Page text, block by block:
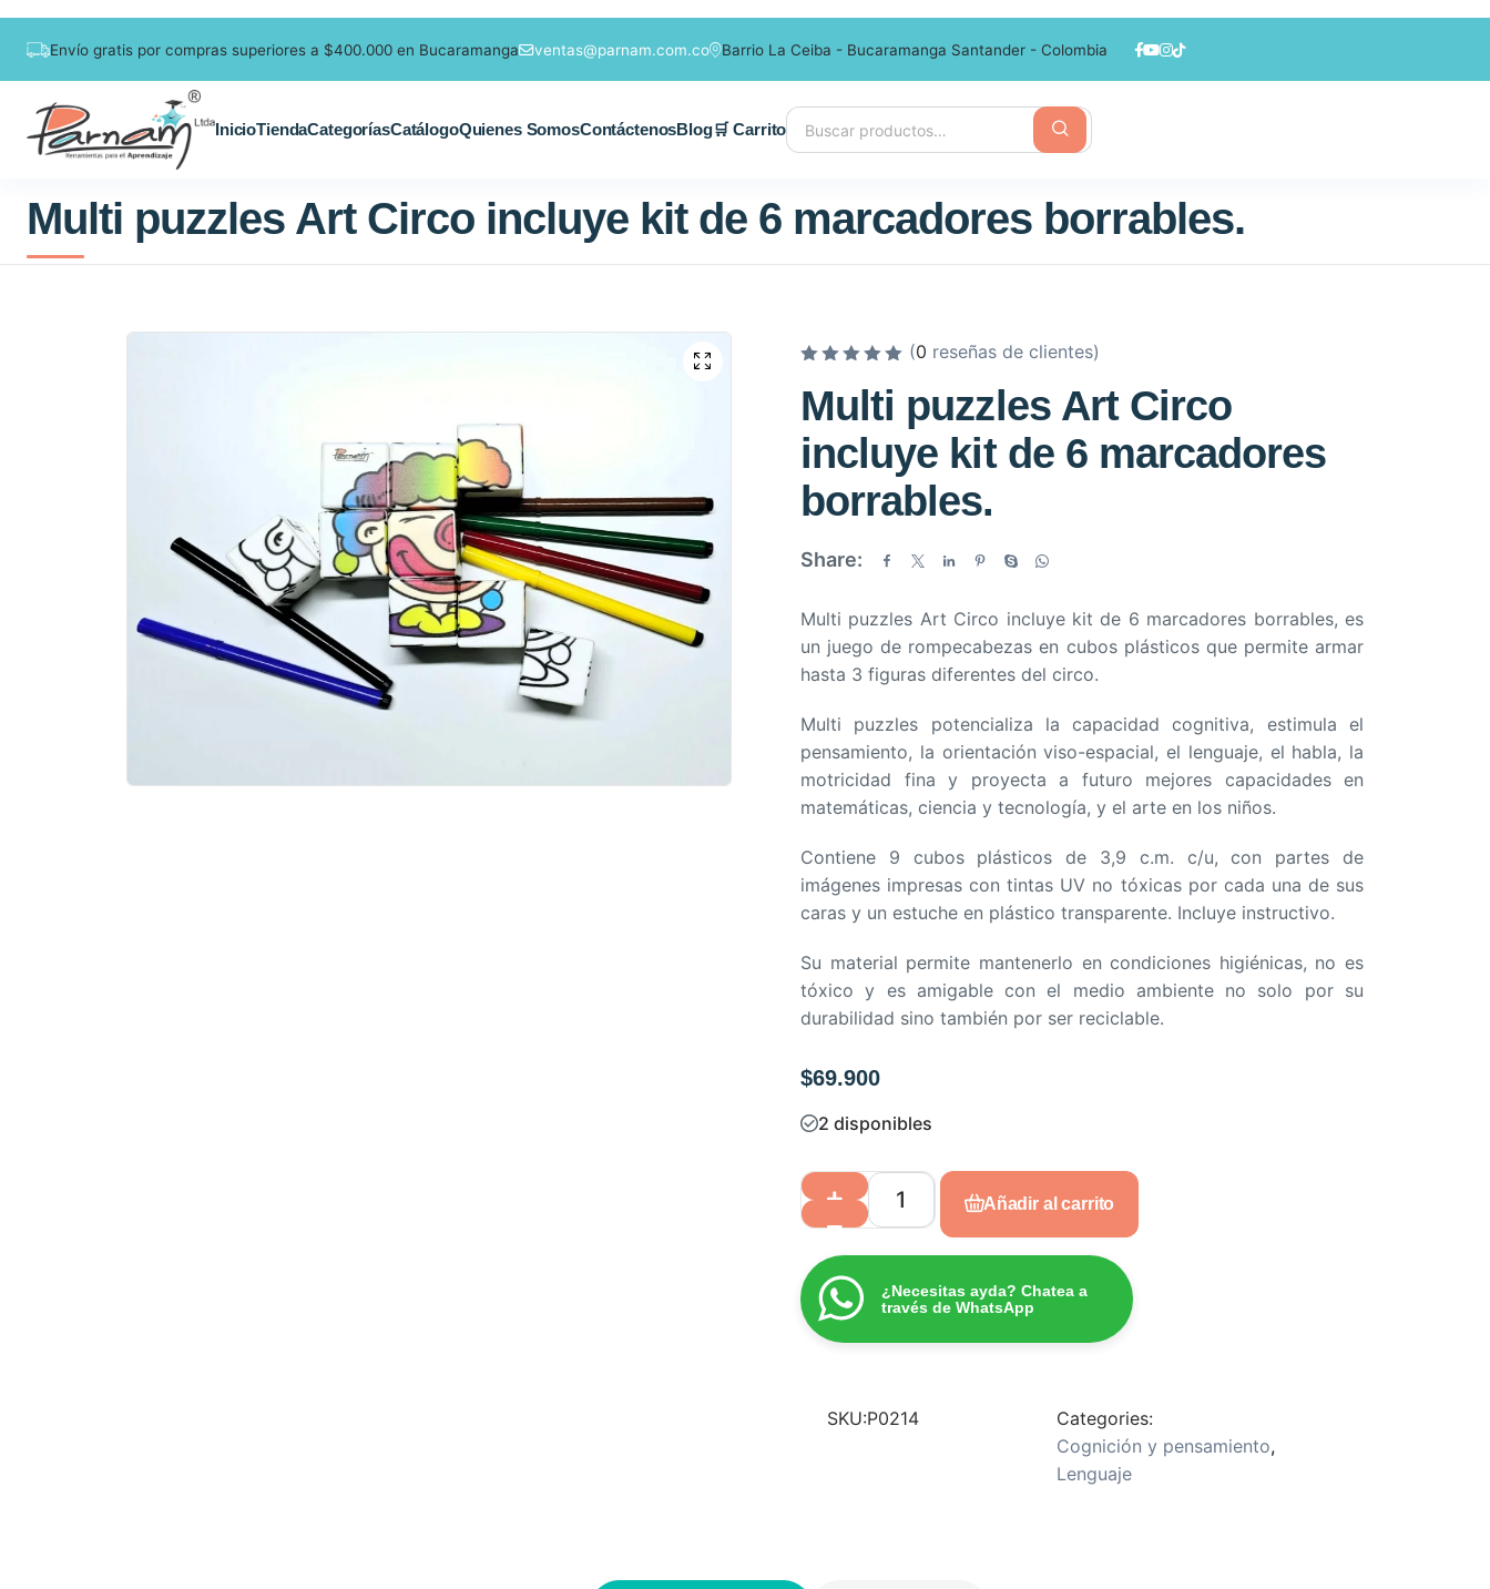
Envío gratis por compras superiores a $400.000 en Bucaramanga ventas@parnam.com.co Barrio La Ceiba - Bucaramanga Santander - Colombia
InicioTiendaCategoríasCatálogoQuienes SomosContáctenosBlog🛒 Carrito
Multi puzzles Art Circo incluye kit de 6 marcadores borrables.
a
l
o
r
a
d
n
0
d
e
5
(0 reseñas de clientes)
Multi puzzles Art Circo
incluye kit de 6 marcadores
borrables.
Share:
Multi puzzles Art Circo incluye kit de 6 marcadores borrables, es
un juego de rompecabezas en cubos plásticos que permite armar
hasta 3 figuras diferentes del circo.
Multi puzzles potencializa la capacidad cognitiva, estimula el
pensamiento, la orientación viso-espacial, el lenguaje, el habla, la
motricidad fina y proyecta a futuro mejores capacidades en
matemáticas, ciencia y tecnología, y el arte en los niños.
Contiene 9 cubos plásticos de 3,9 c.m. c/u, con partes de
imágenes impresas con tintas UV no tóxicas por cada una de sus
caras y un estuche en plástico transparente. Incluye instructivo.
Su material permite mantenerlo en condiciones higiénicas, no es
tóxico y es amigable con el medio ambiente no solo por su
durabilidad sino también por ser reciclable.
$69.900
2 disponibles
Añadir al carrito
¿Necesitas ayda? Chatea a
través de WhatsApp
SKU:P0214
Categories:
Cognición y pensamiento,
Lenguaje